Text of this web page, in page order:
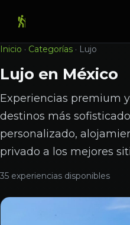
Inicio · Categorías · Lujo
Lujo en México
Experiencias premium
destinos más
personalizado,
privado a los mejores
35 experiencias disponibles